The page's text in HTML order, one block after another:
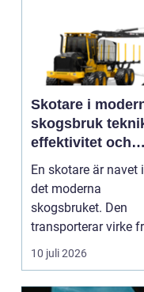
Skotare i
skogsbruk teknik,
effektivitet och
hållbarhet
En skotare är navet i
det moderna
skogsbruket. Den
transporterar virke
avverkningsplatsen
10 juli 2026